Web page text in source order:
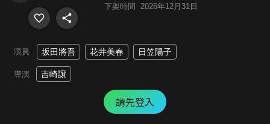
下架時間 2026年12月31日
演員 坂田將吾 花井美春 日笠陽子
導演 吉崎譲
請先登入